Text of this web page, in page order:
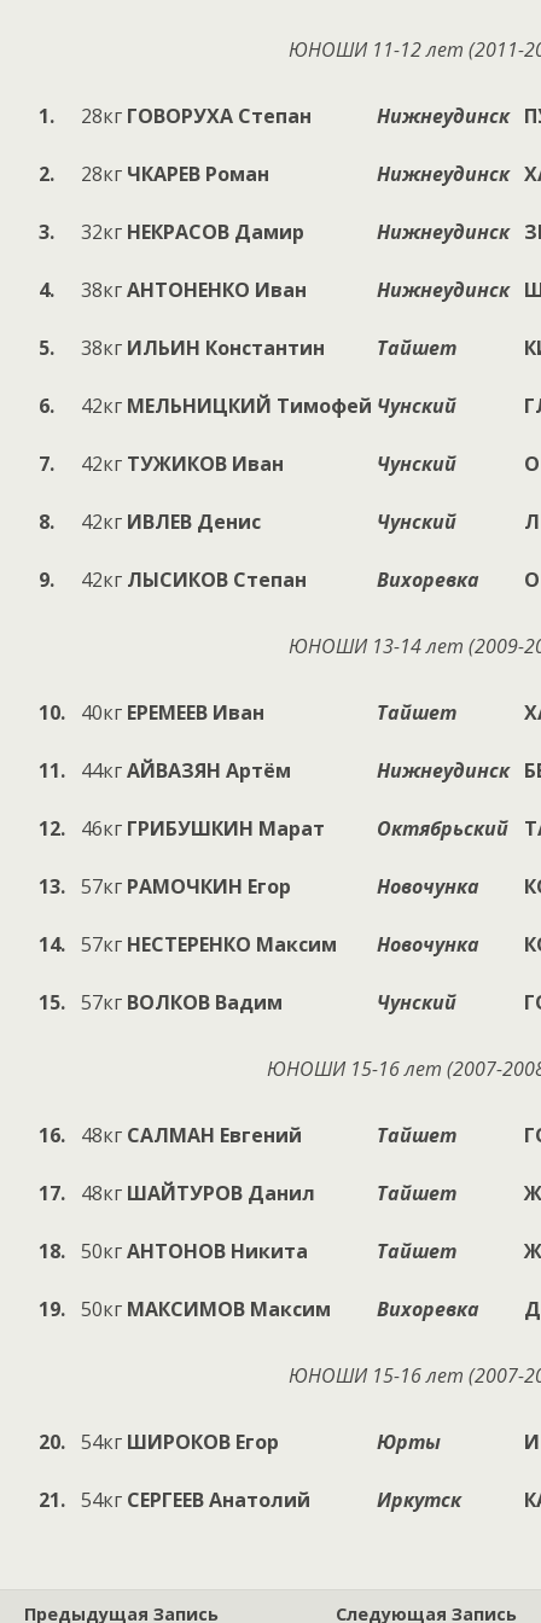
ЮНОШИ 11-12лет (2011-
1. 28кг ГОВОРУХА Степан Нижнеудинск
2. 28кг ЧКАРЕВ Роман Нижнеудинск
3. 32кг НЕКРАСОВ Дамир Нижнеудинск
4. 38кгАНТОНЕНКО Иван Нижнеудинск
5. 38кг ИЛЬИН Константин Тайшет
6. 42кг МЕЛЬНИЦКИЙ Тимофей Чунский
7. 42кг ТУЖИКОВ Иван Чунский
8. 42кг ИВЛЕВ Денис Чунский
9. 42кг ЛЫСИКОВ Степан Вихоревка
ЮНОШИ 13-14 лет (2009-
10. 40кг ЕРЕМЕЕВ Иван Тайшет
11. 44кгАЙВАЗЯН Артём Нижнеудинск
12. 46кг ГРИБУШКИН Марат Октябрьский
13. 57кг РАМОЧКИН Егор Новочунка
14. 57кг НЕСТЕРЕНКО Максим Новочунка
15. 57кг ВОЛКОВ Вадим Чунский
ЮНОШИ 15-16 лет (2007-200
16. 48кг САЛМАН Евгений Тайшет
17. 48кг ШАЙТУРОВ Данил Тайшет
18. 50кгАНТОНОВ Никита Тайшет
19. 50кг МАКСИМОВ Максим Вихоревка
ЮНОШИ 15-16 лет (2007-
20. 54кг ШИРОКОВ Егор Юрты
21. 54кг СЕРГЕЕВАнатолий Иркутск
Предыдущая Запись Следующая Запись